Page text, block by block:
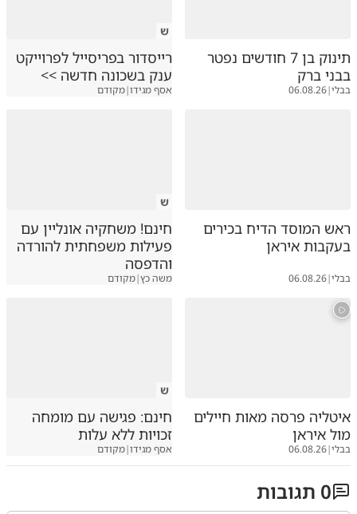
תינוק בן 7 חודשים נפטר
בבני ברק
בבלי|
06.08.26
ש
רייסדור בפריסייל לפרוייקט
ענק בשכונה חדשה >>
אסף מגידו|מקודם
ראש המוסד הדיח בכירים
בעקבות איראן
בבלי|
06.08.26
ש
חינם! משחקיה אונליין עם
פעילות משפחתית להורדה
והדפסה
משה כץ|מקודם
איטליה פרסה מאות חיילים
מול איראן
בבלי|
06.08.26
ש
חינם: פגישה עם מומחה
זכויות ללא עלות
אסף מגידו|מקודם
0 תגובות